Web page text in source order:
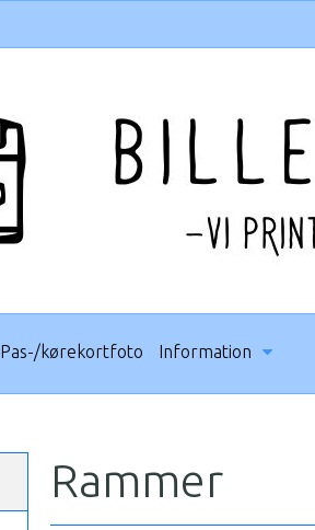
Pas-/kørekortfoto Information
Rammer